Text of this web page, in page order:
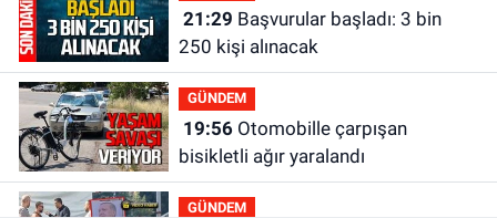
21:29
250 kişi alınacak
GÜNDEM
19:56Otomobille çarpışan
bisikletli ağır yaralandı
GÜNDEM